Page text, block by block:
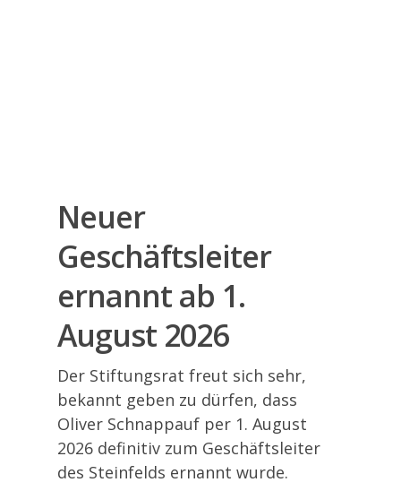
Neuer
Geschäftsleiter
ernannt ab 1.
August 2026
Der Stiftungsrat freut sich sehr,
bekannt geben zu dürfen, dass
Oliver Schnappauf per 1. August
2026 definitiv zum Geschäftsleiter
des Steinfelds ernannt wurde.